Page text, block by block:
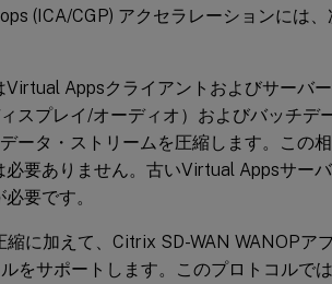
(ICA/CGP) アクセラレーションには、
Virtual Appsクライアントおよびサーバ
スプレイ/オーディオ）およびバッチデ
ータ・ストリームを圧縮します。この相
要ありません。古いVirtual Appsサー
要です。
縮に加えて、Citrix SD-WAN WANOPア
をサポートします。このプロトコルで